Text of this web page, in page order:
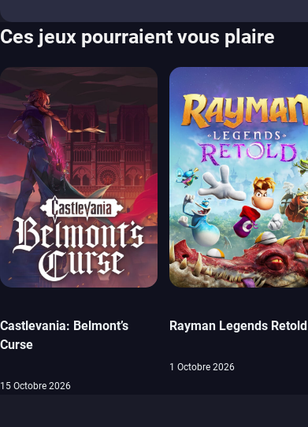
Ces jeux pourraient vous plaire
Castlevania: Belmont’s
Curse
15 Octobre 2026
Rayman Legends Retold
1 Octobre 2026